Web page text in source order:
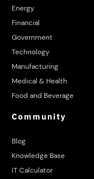
Energy
Financial
Government
Technology
Manufacturing
Medical & Health
Food and Beverage
Community
Blog
Knowledge Base
IT Calculator